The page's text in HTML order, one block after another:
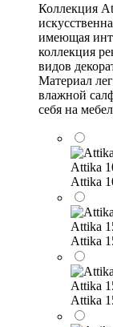
Коллекция
имеющая
коллекция
видов
Материал
влажной
себя на
Attika
Attika
Attika
Attika
Attika
Attika